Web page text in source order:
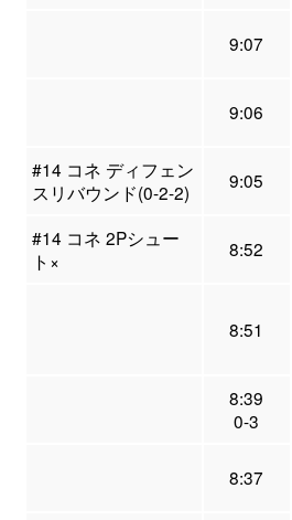
9:07
9:06
#14 コネ ディフェン
スリバウンド(0-2-2)
9:05
#14 コネ 2Pシュー
ト×
8:52
8:51
8:39
0-3
8:37